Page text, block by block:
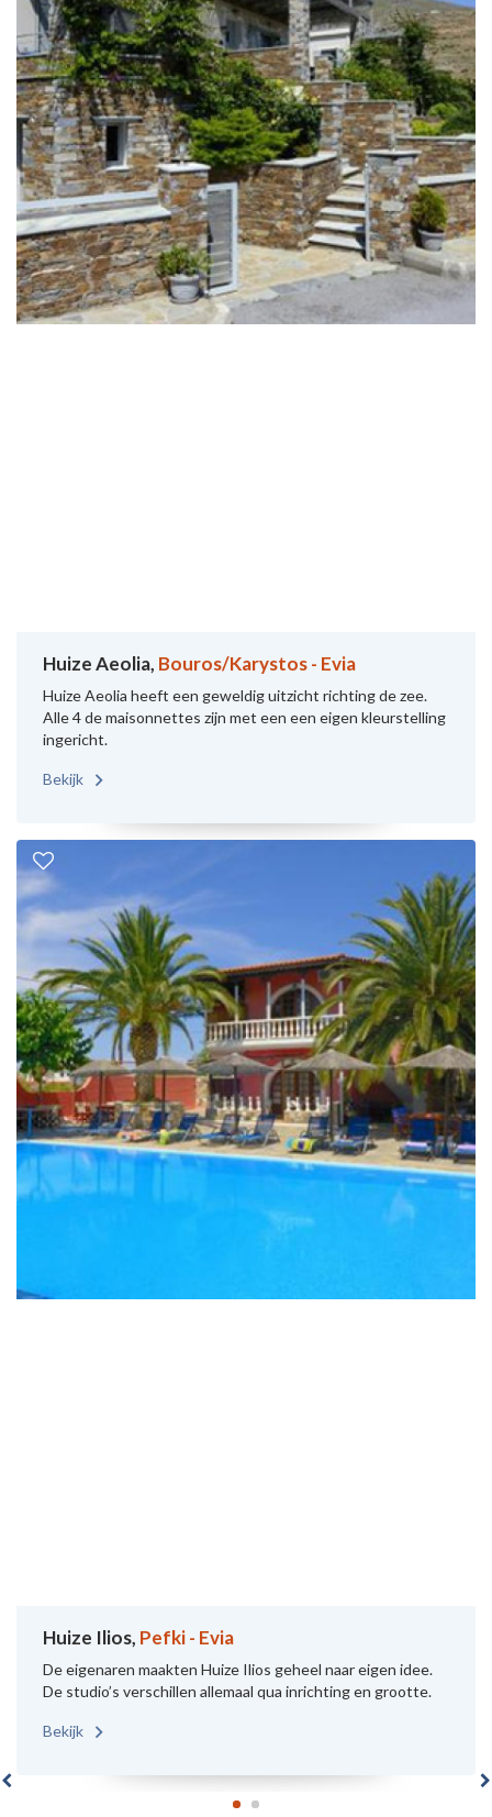
Huize Aeolia, Bouros/Karystos - Evia
Huize Aeolia heeft een geweldig uitzicht richting de zee.
Alle 4 de maisonnettes zijn met een een eigen kleurstelling
ingericht.
Bekijk
Huize Ilios, Pefki - Evia
De eigenaren maakten Huize Ilios geheel naar eigen idee.
De studio’s verschillen allemaal qua inrichting en grootte.
Bekijk